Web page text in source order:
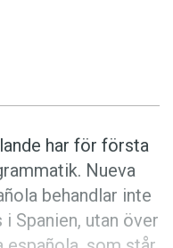
har för första
Nueva
behandlar inte
Spanien, utan över